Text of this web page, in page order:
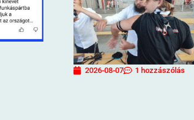
2026-08-07 1 hozzászólás